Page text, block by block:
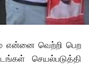
என்னை வெற்றி பெற
செயல்படுத்தி